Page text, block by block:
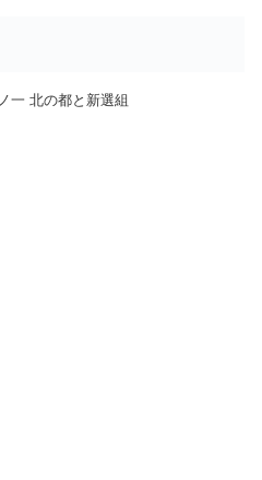
一 北の都と新選組